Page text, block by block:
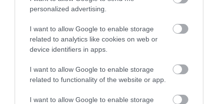
personalized advertising.
I want to allow Google to enable storage
related to analytics like cookies on web or
device identifiers in apps.
I want to allow Google to enable storage
related to functionality of the website or app.
I want to allow Google to enable storage